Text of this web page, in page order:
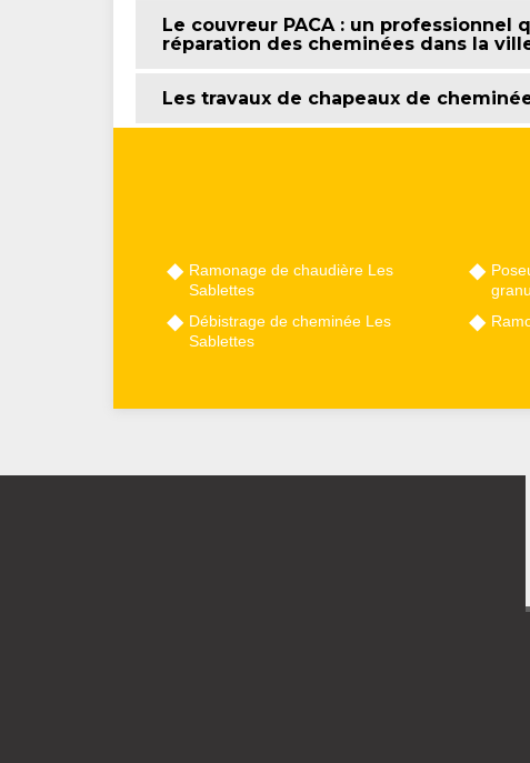
Le couvreur PACA : un professionnel
réparation des cheminées dans la
Les travaux de chapeaux de
Ramonage de chaudière Les
Sablettes
Débistrage de cheminée Les
Sablettes